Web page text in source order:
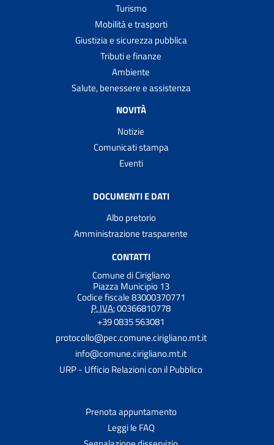
Turismo
Mobilità e trasporti
Giustizia e sicurezza pubblica
Tributi e finanze
Ambiente
Salute, benessere e assistenza
NOVITÀ
Notizie
Comunicati stampa
Eventi
DOCUMENTI E DATI
Albo pretorio
Amministrazione trasparente
CONTATTI
Comune di Cirigliano
Piazza Municipio 13
Codice fiscale 83000370771
P. IVA:00366810778
+39 0835 563081
protocollo@pec.comune.cirigliano.mt.it
info@comune.cirigliano.mt.it
URP - Ufficio Relazioni con il Pubblico
Prenota appuntamento
Leggi le FAQ